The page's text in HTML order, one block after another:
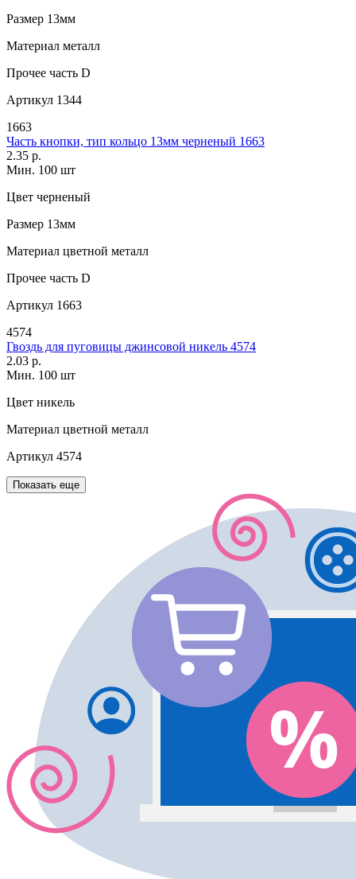
Размер 13мм
Материал металл
Прочее часть D
Артикул 1344
1663
Часть кнопки, тип кольцо 13мм черненый 1663
2.35 р.
Мин. 100 шт
Цвет черненый
Размер 13мм
Материал цветной металл
Прочее часть D
Артикул 1663
4574
Гвоздь для пуговицы джинсовой никель 4574
2.03 р.
Мин. 100 шт
Цвет никель
Материал цветной металл
Артикул 4574
Показать еще